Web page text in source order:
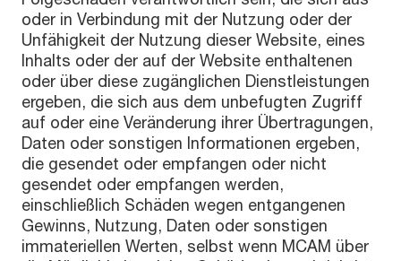
oder in Verbindung mit der Nutzung oder der
Unfähigkeit der Nutzung dieser Website, eines
Inhalts oder der auf der Website enthaltenen
oder über diese zugänglichen Dienstleistungen
ergeben, die sich aus dem unbefugten Zugriff
auf oder eine Veränderung ihrer Übertragungen,
Daten oder sonstigen Informationen ergeben,
die gesendet oder empfangen oder nicht
gesendet oder empfangen werden,
einschließlich Schäden wegen entgangenen
Gewinns, Nutzung, Daten oder sonstigen
immateriellen Werten, selbst wenn MCAM über